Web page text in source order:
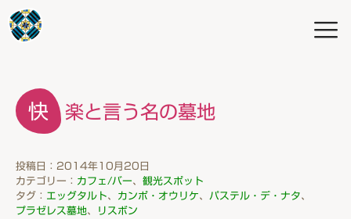
快楽と言う名の墓地
投稿日：2014年10月20日
カテゴリー： カフェ/バー、 観光スポット
タグ： エッグタルト、 カンポ・オウリケ、 パステル・デ・ナタ、
プラゼレス墓地、 リスボン